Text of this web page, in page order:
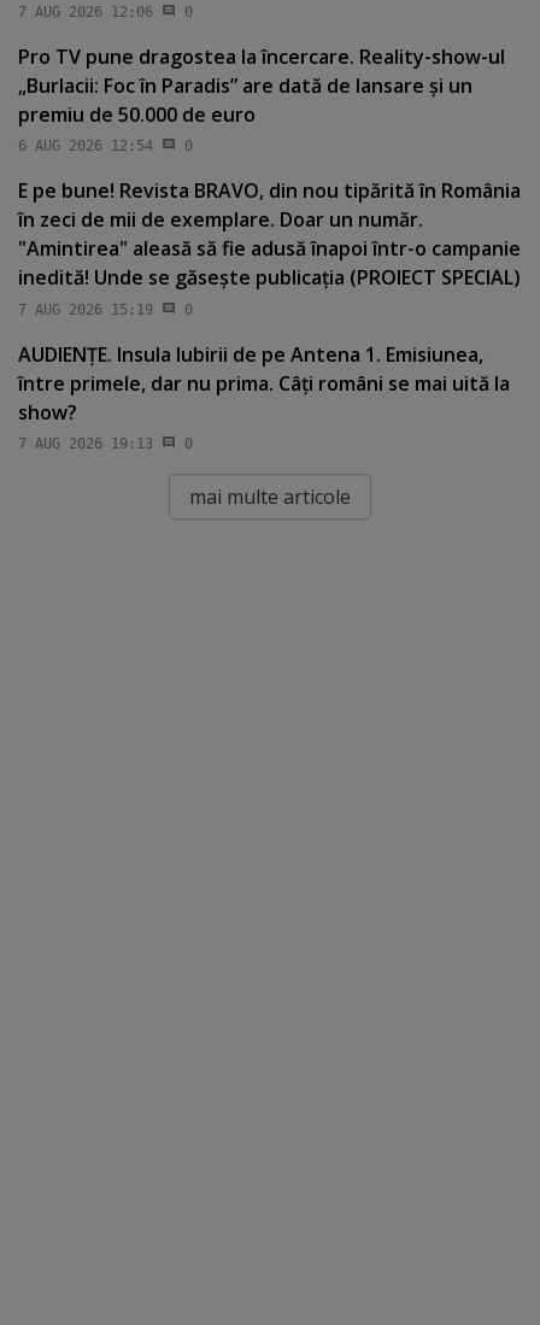
7 AUG 2026 12:06 0
Pro TV pune dragostea la încercare. Reality-show-ul
„Burlacii: Foc în Paradis” are dată de lansare şi un
premiu de 50.000 de euro
6 AUG 2026 12:54 0
E pe bune! Revista BRAVO, din nou tipărită în România
în zeci de mii de exemplare. Doar un număr.
"Amintirea" aleasă să fie adusă înapoi într-o campanie
inedită! Unde se găseşte publicaţia (PROIECT SPECIAL)
7 AUG 2026 15:19 0
AUDIENŢE. Insula Iubirii de pe Antena 1. Emisiunea,
între primele, dar nu prima. Câţi români se mai uită la
show?
7 AUG 2026 19:13 0
mai multe articole